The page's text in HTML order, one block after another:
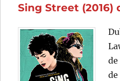
Sing Street (2016)